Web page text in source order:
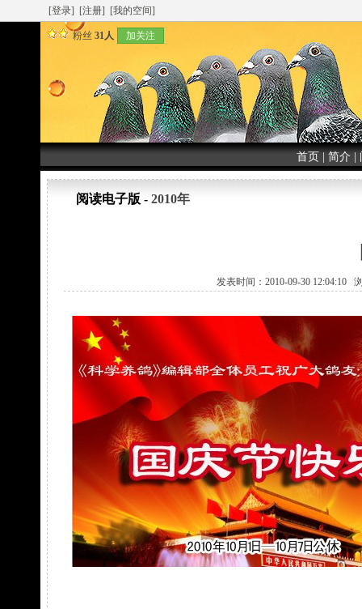
[登录] [注册] [我的空间]
粉丝 31人 加关注
首页 简介
阅读电子版 - 2010年
发表时间：2010-09-30 12:04:10